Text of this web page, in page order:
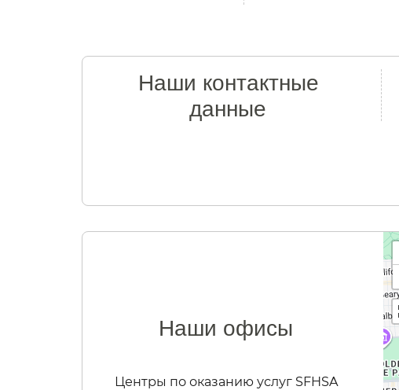
Наши контактные
данные​​
Наши офисы​​
Центры по оказанию услуг SFHSA